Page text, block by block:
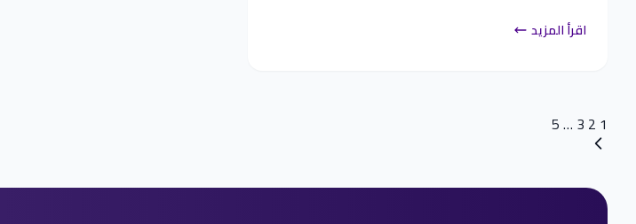
اقرأ المزيد
Posts
navigation
1
2
3
…
5